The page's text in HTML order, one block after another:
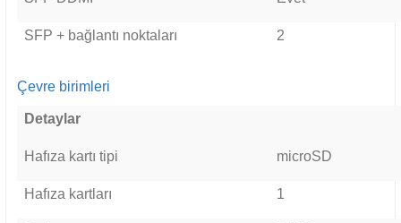
SFP + bağlantı noktaları 2
Çevre birimleri
Detaylar
Hafıza kartı tipi microSD
Hafıza kartları 1